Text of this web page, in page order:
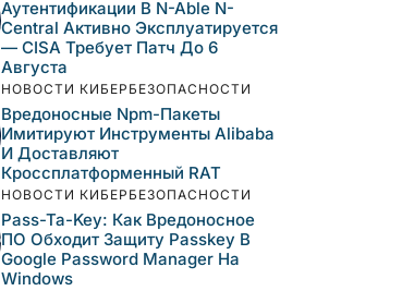
Аутентификации В N-Able N-
Central Активно Эксплуатируется
— CISA Требует Патч До 6
Августа
НОВОСТИ КИБЕРБЕЗОПАСНОСТИ
Вредоносные Npm-Пакеты
Имитируют Инструменты Alibaba
И Доставляют
Кроссплатформенный RAT
НОВОСТИ КИБЕРБЕЗОПАСНОСТИ
Pass-Ta-Key: Как Вредоносное
ПО Обходит Защиту Passkey В
Google Password Manager На
Windows